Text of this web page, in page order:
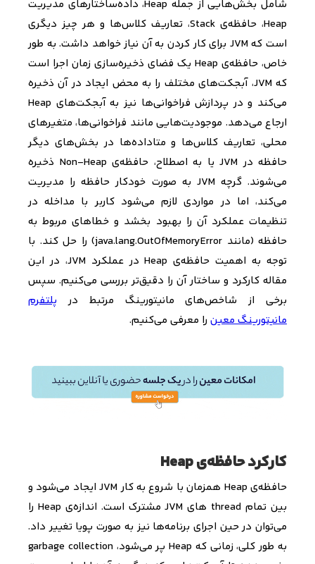
شامل بخش‌هایی از جمله Heap، داده‌ساختارهای مدیریت
Heap، حافظه‌ی Stack، تعاریف کلاس‌ها و هر چیز دیگری
است که JVM برای کار کردن به آن نیاز خواهد داشت. به طور
خاص، حافظه‌ی Heap یک فضای ذخیره‌سازی زمان اجرا است
که JVM، آبجکت‌های مختلف را به محض ایجاد در آن ذخیره
می‌کند و در پردازش فراخوانی‌ها نیز به آبجکت‌های Heap
ارجاع می‌دهد. موجودیت‌هایی مانند فراخوانی‌ها، متغیرهای
محلی، تعاریف کلاس‌ها و متاداده‌ها در بخش‌های دیگر
حافظه در JVM یا به اصطلاح، حافظه‌ی Non-Heap ذخیره
می‌شوند. گرچه JVM به صورت خودکار حافظه را مدیریت
می‌کند، اما در مواردی لازم می‌شود کاربر با مداخله در
تنظیمات عملکرد آن را بهبود بخشد و خطاهای مربوط به
حافظه (مانند java.lang.OutOfMemoryError) را حل کند. با
توجه به اهمیت حافظه‌ی Heapدر عملکرد JVM، در این
مقاله کارکرد و ساختار آن را دقیق‌تر بررسی می‌کنیم. سپس
برخی از شاخص‌های مانیتورینگ مرتبط در پلتفرم
مانیتورینگ معین را معرفی می‌کنیم.
کارکرد حافظه‌ی Heap
حافظه‌ی Heap همزمان با شروع به کار JVMایجاد می‌شود و
بین تمام thread های JVMمشترک است. اندازه‌ی Heap را
می‌توان در حین اجرای برنامه‌ها نیز به صورت پویا تغییر داد.
به طور کلی، زمانی که Heapپر می‌شود، garbage collection